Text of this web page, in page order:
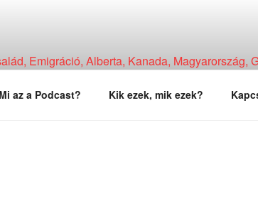
Emigráció, Alberta, Kanada, Magyarország,
Mi az a Podcast? Kik ezek, mik ezek?